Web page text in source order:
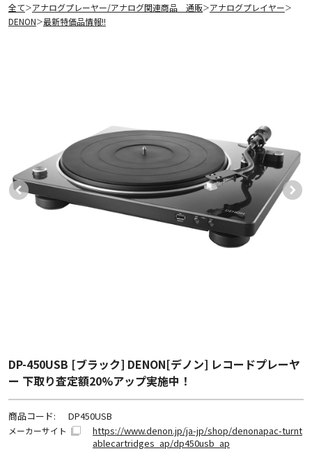
全て＞アナログプレーヤー/アナログ関連商品 通販＞アナログプレイヤー＞
DENON＞最新特価品情報!!
DP-450USB [ブラック] DENON[デノン] レコードプレーヤ
ー 下取り査定額20%アップ実施中！
商品コード: DP450USB
メーカーサイト
https://www.denon.jp/ja-jp/shop/denonapac-turnt
ablecartridges_ap/dp450usb_ap